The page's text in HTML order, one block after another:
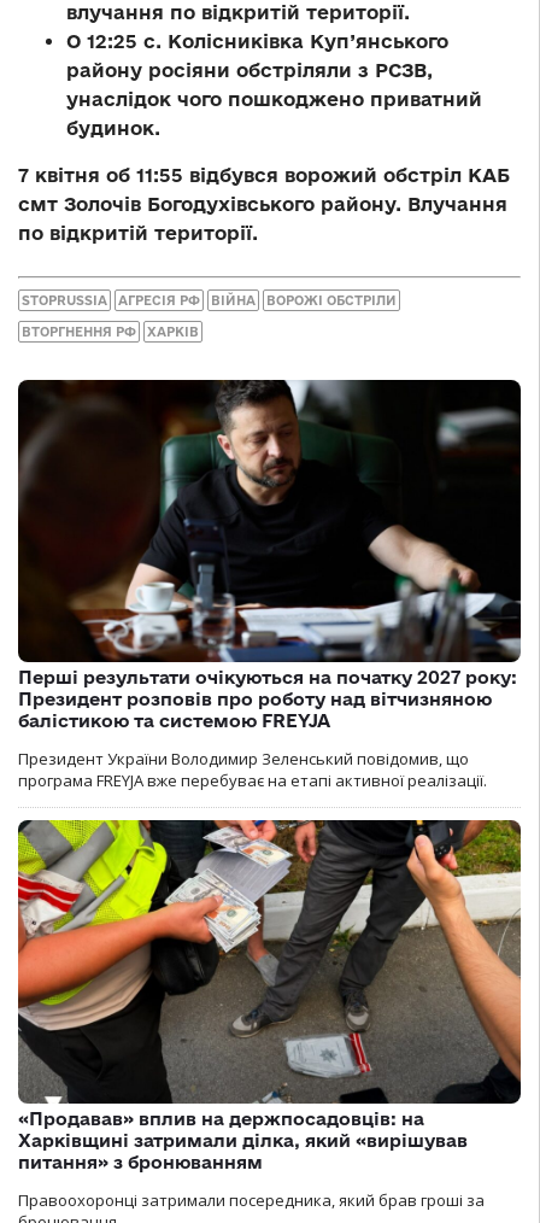
влучання по відкритій території.
О 12:25 с. Колісниківка Куп’янського
району росіяни обстріляли з РСЗВ,
унаслідок чого пошкоджено приватний
будинок.
7 квітня об 11:55 відбувся ворожий обстріл КАБ
смт Золочів Богодухівського району. Влучання
по відкритій території.
STOPRUSSIA АГРЕСІЯ РФ ВІЙНА ВОРОЖІ ОБСТРІЛИ
ВТОРГНЕННЯ РФ ХАРКІВ
Перші результати очікуються на початку 2027 року:
Президент розповів про роботу над вітчизняною
балістикою та системою FREYJA
Президент України Володимир Зеленський повідомив, що
програма FREYJA вже перебуває на етапі активної реалізації.
«Продавав» вплив на держпосадовців: на
Харківщині затримали ділка, який «вирішував
питання» з бронюванням
Правоохоронці затримали посередника, який брав гроші за